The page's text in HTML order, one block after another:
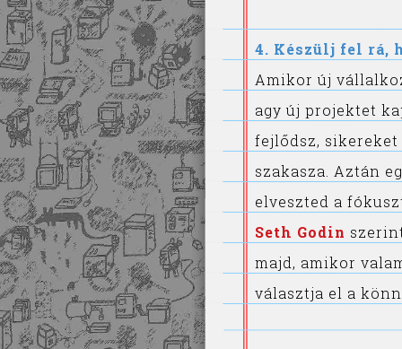
4. Készülj fel rá,
Amikor új
agy új projektet
fejlődsz,
szakasza. Aztán
elveszted a
Seth Godin
majd, amikor
választja el a